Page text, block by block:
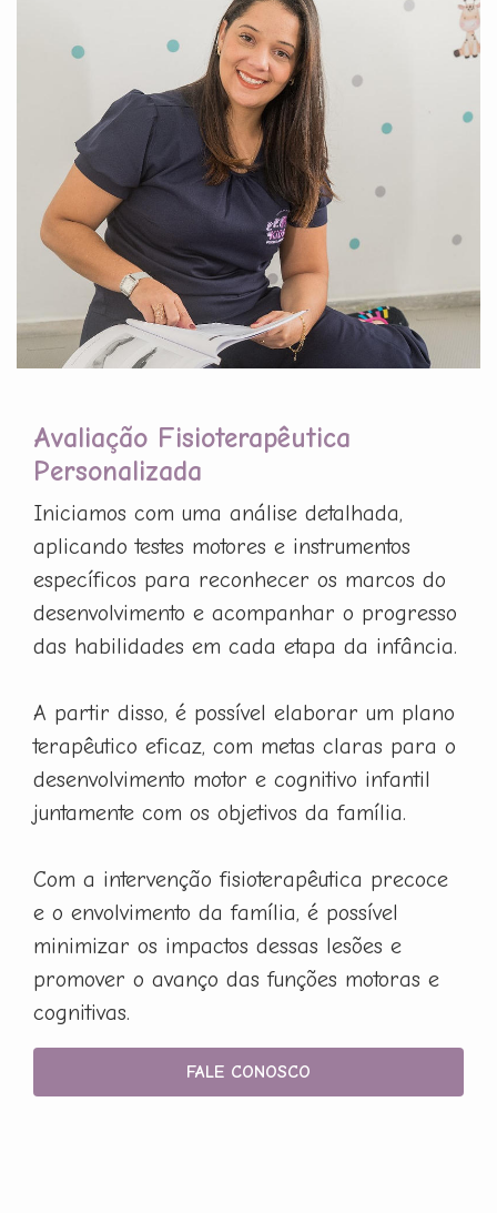
Avaliação Fisioterapêutica
Personalizada
Iniciamos com uma análise detalhada,
aplicando testes motores e instrumentos
específicos para reconhecer os marcos do
desenvolvimento e acompanhar o progresso
das habilidades em cada etapa da infância.
A partir disso, é possível elaborar um plano
terapêutico eficaz, com metas claras para o
desenvolvimento motor e cognitivo infantil
juntamente com os objetivos da família.
Com a intervenção fisioterapêutica precoce
e o envolvimento da família, é possível
minimizar os impactos dessas lesões e
promover o avanço das funções motoras e
cognitivas.
FALE CONOSCO